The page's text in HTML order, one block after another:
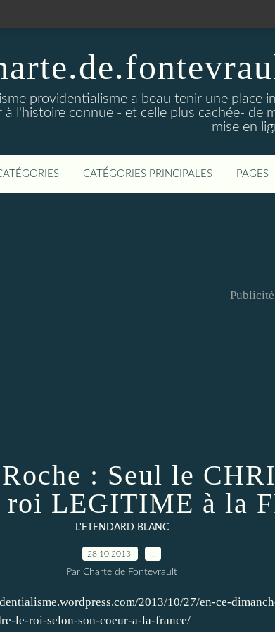
providentialisme a beau tenir une place
à l'histoire connue - et celle plus cachée- de
mise en
CATÉGORIES PRINCIPALES PAGES
Publicité
: Seul le
roi LEGITIME à la
L'ETENDARD BLANC
28.10.2013
Par Charte de Fontevrault
2013/10/27/en-ce-
le-roi-selon-son-coeur-a-la-france/